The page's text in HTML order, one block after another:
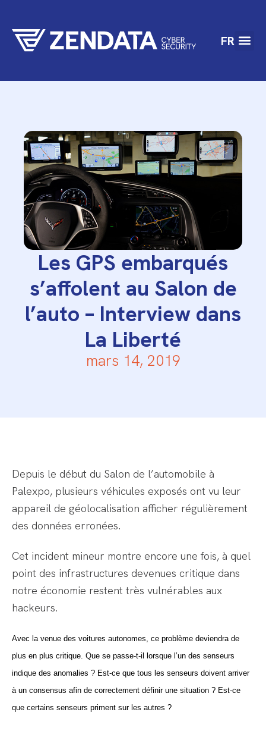
FR
Les GPS embarqués
s’affolent au Salon de
l’auto – Interview dans
La Liberté
mars 14, 2019
Depuis le début du Salon de l’automobile à
Palexpo, plusieurs véhicules exposés ont vu leur
appareil de géolocalisation afficher régulièrement
des données erronées.
Cet incident mineur montre encore une fois, à quel
point des infrastructures devenues critique dans
notre économie restent très vulnérables aux
hackeurs.
Avec la venue des voitures autonomes, ce problème deviendra de
plus en plus critique. Que se passe-t-il lorsque l’un des senseurs
indique des anomalies ? Est-ce que tous les senseurs doivent arriver
à un consensus afin de correctement définir une situation ? Est-ce
que certains senseurs priment sur les autres ?